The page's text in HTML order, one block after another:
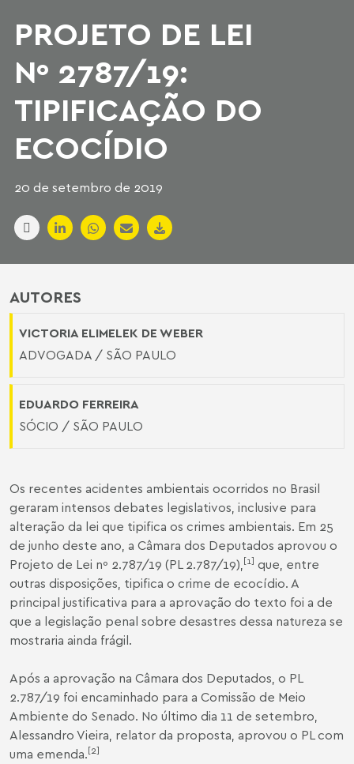
PROJETO DE LEI
Nº 2787/19:
TIPIFICAÇÃO DO
ECOCÍDIO
20 de setembro de 2019
AUTORES
VICTORIA ELIMELEK DE WEBER
ADVOGADA / SÃO PAULO
EDUARDO FERREIRA
SÓCIO / SÃO PAULO
Os recentes acidentes ambientais ocorridos no Brasil
geraram intensos debates legislativos, inclusive para
alteração da lei que tipifica os crimes ambientais. Em 25
de junho deste ano, a Câmara dos Deputados aprovou o
Projeto de Lei nº 2.787/19 (PL 2.787/19), [1] que, entre
outras disposições, tipifica o crime de ecocídio. A
principal justificativa para a aprovação do texto foi a de
que a legislação penal sobre desastres dessa natureza se
mostraria ainda frágil.
Após a aprovação na Câmara dos Deputados, o PL
2.787/19 foi encaminhado para a Comissão de Meio
Ambiente do Senado. No último dia 11 de setembro,
Alessandro Vieira, relator da proposta, aprovou o PL com
uma emenda.[2]